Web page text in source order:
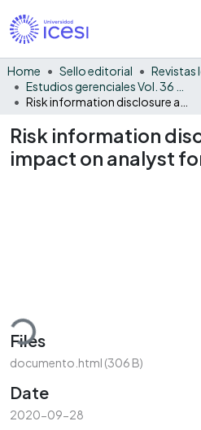
Home Sello editorial Revistas
Risk information
impact on analyst
Files
documento.html (306 B)
Date
2020-09-28